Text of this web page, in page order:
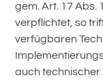
gem. Art. 17 Abs.
verpflichtet, so
verfügbaren
auch technischer